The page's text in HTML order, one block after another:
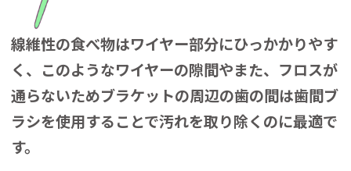
線維性の食べ物はワイヤー部分にひっかかりやす
く、このようなワイヤーの隙間やまた、フロスが
通らないためブラケットの周辺の歯の間は歯間ブ
ラシを使用することで汚れを取り除くのに最適で
す。